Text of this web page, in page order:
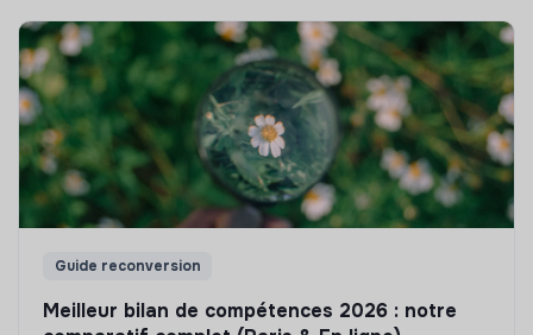
Guide reconversion
Meilleur bilan de compétences 2026 : notre